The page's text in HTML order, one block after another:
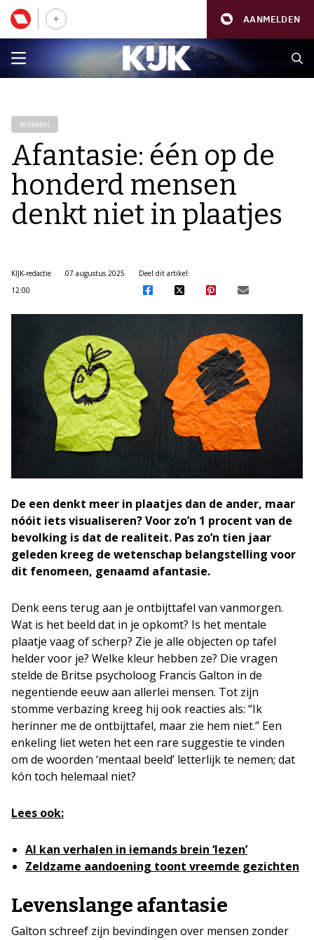
AANMELDEN
Artikelen
Afantasie: één op de
honderd mensen
denkt niet in plaatjes
KIJK-redactie
07 augustus 2025
12:00
Deel dit artikel:
De een denkt meer in plaatjes dan de ander, maar
nóóit iets visualiseren? Voor zo’n 1 procent van de
bevolking is dat de realiteit. Pas zo’n tien jaar
geleden kreeg de wetenschap belangstelling voor
dit fenomeen, genaamd afantasie.
Denk eens terug aan je ontbijttafel van vanmorgen.
Wat is het beeld dat in je opkomt? Is het mentale
plaatje vaag of scherp? Zie je alle objecten op tafel
helder voor je? Welke kleur hebben ze? Die vragen
stelde de Britse psycholoog Francis Galton in de
negentiende eeuw aan allerlei mensen. Tot zijn
stomme verbazing kreeg hij ook reacties als: “Ik
herinner me de ontbijttafel, maar zie hem niet.” Een
enkeling liet weten het een rare suggestie te vinden
om de woorden ‘mentaal beeld’ letterlijk te nemen; dat
kón toch helemaal niet?
Lees ook:
AI kan verhalen in iemands brein ‘lezen’
Zeldzame aandoening toont vreemde gezichten
Levenslange afantasie
Galton schreef zijn bevindingen over mensen zonder